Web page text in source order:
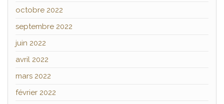
octobre 2022
septembre 2022
juin 2022
avril 2022
mars 2022
février 2022